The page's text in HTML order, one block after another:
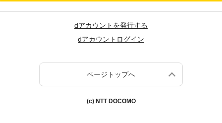
dアカウントを発行する
dアカウントログイン
ページトップへ
(c) NTT DOCOMO